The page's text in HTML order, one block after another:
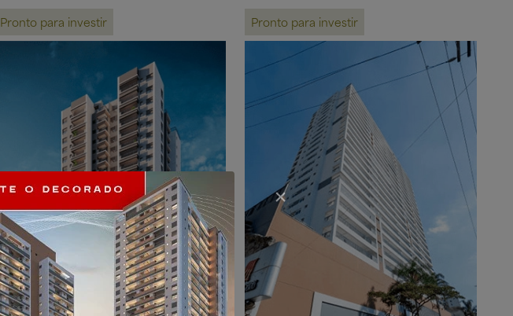
Pronto para investir Pronto para investir